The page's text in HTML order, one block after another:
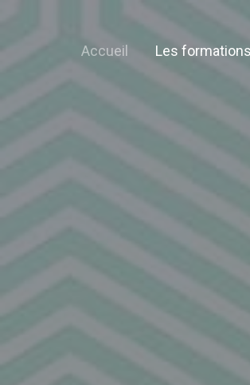
Accueil Les formations